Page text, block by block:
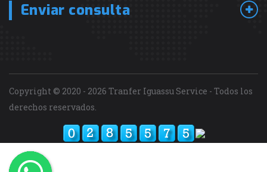
Enviar consulta
Copyright © 2020 - 2026 Tranfer Iguassu Service - Todos los
derechos reservados.